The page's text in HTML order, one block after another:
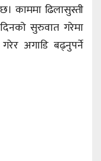
काममा ढिलासुस्ती
सुरुवात गरेमा
अगाडि बढ्नुपर्ने